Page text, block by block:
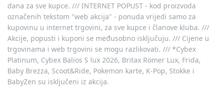
dana za sve kupce. /// INTERNET POPUST - kod proizvoda
označenih tekstom "web akcija" - ponuda vrijedi samo za
kupovinu u internet trgovini, za sve kupce i članove kluba. ///
Akcije, popusti i kuponi se međusobno isključuju. /// Cijene u
trgovinama i web trgovini se mogu razlikovati. /// *Cybex
Platinum, Cybex Balios S lux 2026, Britax Römer Lux, Frida,
Baby Brezza, Scoot&Ride, Pokemon karte, K-Pop, Stokke i
BabyZen su isključeni iz akcija.